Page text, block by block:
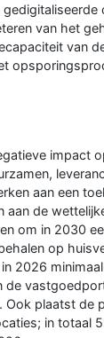
van het
van
impact
aan een
aan de
om in 2030
op
2026
de
plaatst de
in totaal